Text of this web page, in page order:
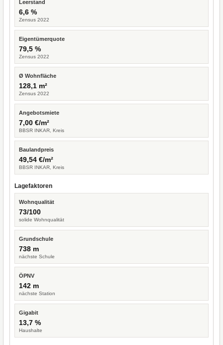
Leerstand
6,6 %
Zensus 2022
Eigentümerquote
79,5 %
Zensus 2022
Ø Wohnfläche
128,1 m²
Zensus 2022
Angebotsmiete
7,00 €/m²
BBSR INKAR, Kreis
Baulandpreis
49,54 €/m²
BBSR INKAR, Kreis
Lagefaktoren
Wohnqualität
73/100
solide Wohnqualität
Grundschule
738 m
nächste Schule
ÖPNV
142 m
nächste Station
Gigabit
13,7 %
Haushalte